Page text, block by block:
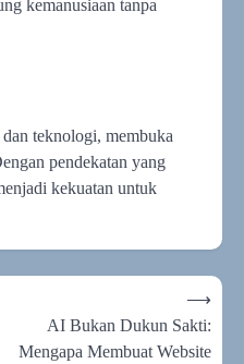
kemanusiaan tanpa
teknologi, membuka
pendekatan yang
kekuatan untuk
AI Bukan Dukun Sakti:
Mengapa Membuat Website
⟶